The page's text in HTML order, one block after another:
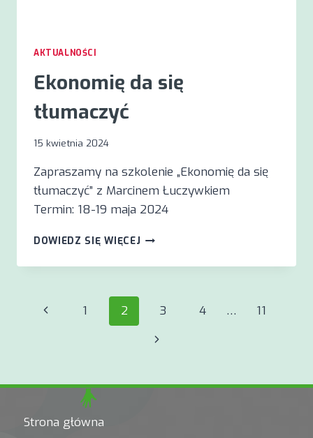
AKTUALNOŚCI
Ekonomię da się
tłumaczyć
15 kwietnia 2024
Zapraszamy na szkolenie „Ekonomię da się
tłumaczyć” z Marcinem Łuczywkiem
Termin: 18-19 maja 2024
DOWIEDZ SIĘ WIĘCEJ EKONOMIĘ
SIĘ
Nawigacja
Poprzednia
1 2 3 4 …
11
Następna
Strona główna